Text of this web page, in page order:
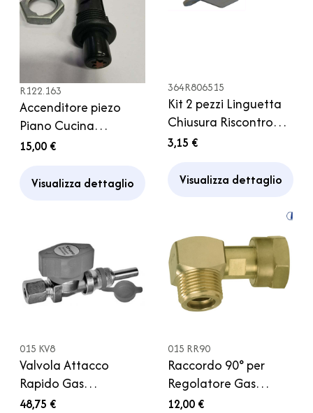
R122.163
Accenditore piezo
Piano Cucina
Dometic Smev
15,00 €
Visualizza dettaglio
364R806515
Kit 2 pezzi Linguetta
Chiusura Riscontro
Porta Frigorifero
3,15 €
Visualizza dettaglio
015 KV8
Valvola Attacco
Rapido Gas
Regolatore Cucina
48,75 €
015 RR90
Raccordo 90° per
Regolatore Gas
Camper
12,00 €